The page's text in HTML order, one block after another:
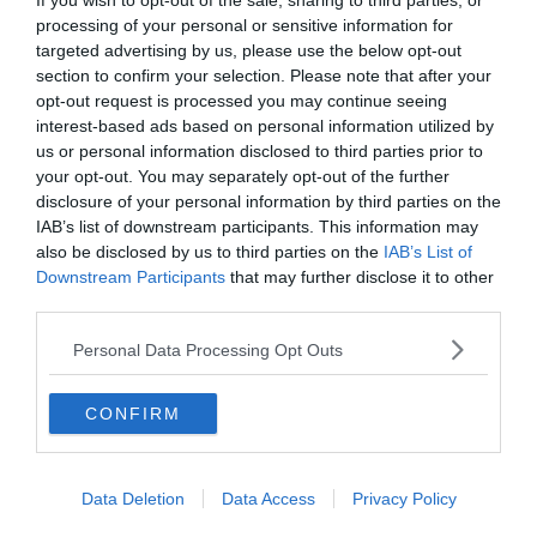
processing of your personal or sensitive information for
targeted advertising by us, please use the below opt-out
section to confirm your selection. Please note that after your
opt-out request is processed you may continue seeing
interest-based ads based on personal information utilized by
us or personal information disclosed to third parties prior to
your opt-out. You may separately opt-out of the further
disclosure of your personal information by third parties on the
IAB’s list of downstream participants. This information may
also be disclosed by us to third parties on the IAB’s List of
Downstream Participants that may further disclose it to other
Personal Data Processing Opt Outs
CONFIRM
Data Deletion Data Access Privacy Policy
Excursions & Séjours organisés
Les excursions organisées depuis cette
localité emmènent les curieux vers des
destinations iconiques telles que Key West
ou les Bahamas.
Allez visiter Key West pendant une
journée au départ de Miami
Par Neil Thomas
Passez
départ